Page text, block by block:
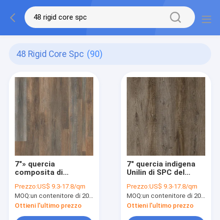
48 Rigid Core Spc (90)
7"» quercia
composita di
W40035 dello
Scarabeo del centro
X48 della pietra ultra
sottile rigida di SPC
Prezzo:US$ 9.3-17.8/qm
MOQ:un contenitore di 20FT, o 2500 metri quadri;
Ottieni l'ultimo prezzo
7" quercia indigena
Unilin di SPC del
0.5mm clicca GKBM
DM-W40046
Prezzo:US$ 9.3-17.8/qm
MOQ:un contenitore di 20FT, o 2500 metri quadri;
Ottieni l'ultimo prezzo